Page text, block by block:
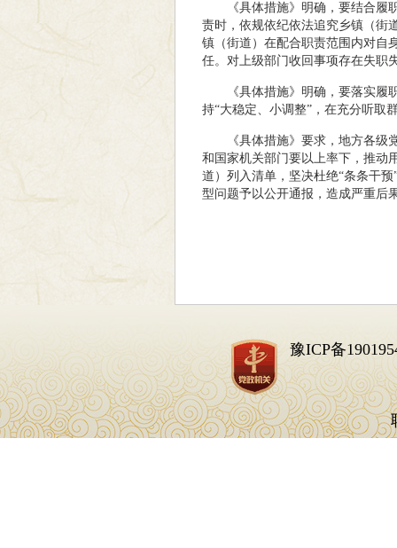
《具体措施》明确，要结合
责时，依规依纪依法追究乡镇（街
镇（街道）在配合职责范围内对自
任。对上级部门收回事项存在失职
《具体措施》明确，要落实
持“大稳定、小调整”，在充分听取
《具体措施》要求，地方各
和国家机关部门要以上率下，推动
道）列入清单，坚决杜绝“条条干
型问题予以公开通报，造成严重后
豫ICP备